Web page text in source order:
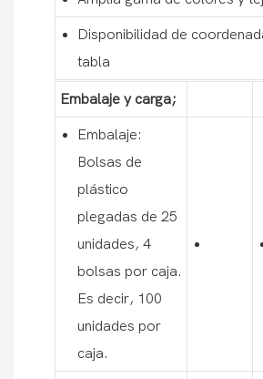
Disponibilidad de
tabla
Embalaje y carga;
Embalaje:
Bolsas de
plástico
plegadas de 25
unidades, 4
bolsas por caja.
Es decir, 100
unidades por
caja.